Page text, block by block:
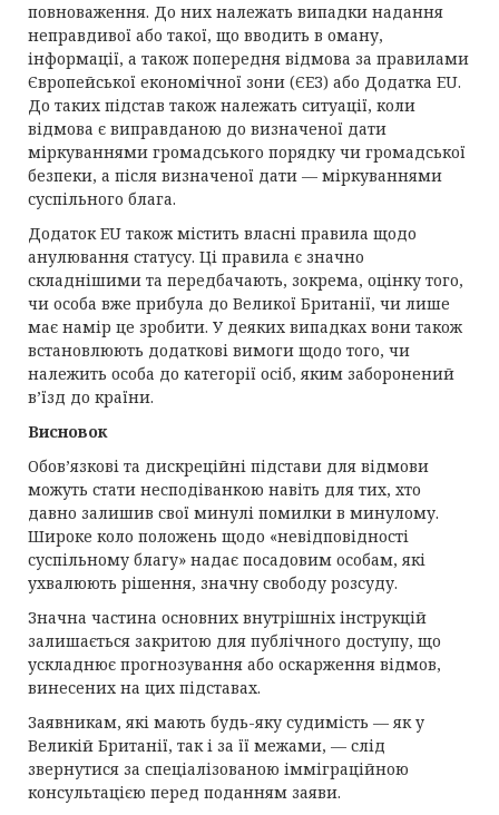
повноваження. До них належать випадки надання
неправдивої або такої, що вводить в оману,
інформації, а також попередня відмова за правилами
Європейської економічної зони (ЄЕЗ) або Додатка EU.
До таких підстав також належать ситуації, коли
відмова є виправданою до визначеної дати
міркуваннями громадського порядку чи громадської
безпеки, а після визначеної дати — міркуваннями
суспільного блага.
Додаток EU також містить власні правила щодо
анулювання статусу. Ці правила є значно
складнішими та передбачають, зокрема, оцінку того,
чи особа вже прибула до Великої Британії, чи лише
має намір це зробити. У деяких випадках вони також
встановлюють додаткові вимоги щодо того, чи
належить особа до категорії осіб, яким заборонений
в’їзд до країни.
Висновок
Обов’язкові та дискреційні підстави для відмови
можуть стати несподіванкою навіть для тих, хто
давно залишив свої минулі помилки в минулому.
Широке коло положень щодо «невідповідності
суспільному благу» надає посадовим особам, які
ухвалюють рішення, значну свободу розсуду.
Значна частина основних внутрішніх інструкцій
залишається закритою для публічного доступу, що
ускладнює прогнозування або оскарження відмов,
винесених на цих підставах.
Заявникам, які мають будь-яку судимість — як у
Великій Британії, так і за її межами, — слід
звернутися за спеціалізованою імміграційною
консультацією перед поданням заяви.